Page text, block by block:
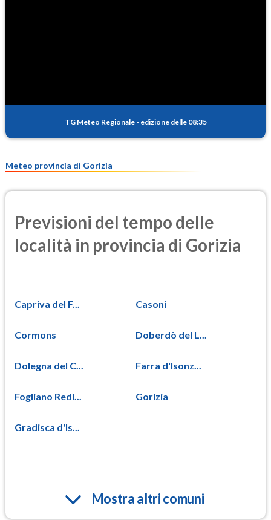
PM25
TG Meteo Regionale - edizione delle 08:35
Meteo provincia di Gorizia
Previsioni del tempo delle
località in provincia di Gorizia
Capriva del F... Casoni
Cormons Doberdò del L...
Dolegna del C... Farra d'Isonz...
Fogliano Redi... Gorizia
Gradisca d'Is...
Mostra altri comuni